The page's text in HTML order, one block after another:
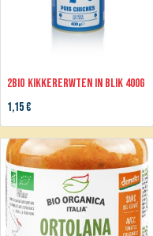
2BIO Kikkererwten in blik 400g
1,15€